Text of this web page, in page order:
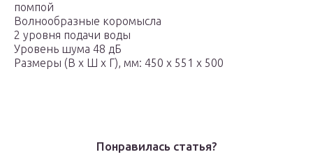
помпой
Волнообразные коромысла
2 уровня подачи воды
Уровень шума 48 дБ
Размеры (В х Ш х Г), мм: 450 х 551 х 500
Понравилась статья?